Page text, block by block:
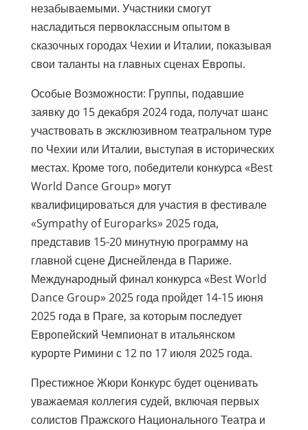
незабываемыми. Участники смогут
насладиться первоклассным опытом в
сказочных городах Чехии и Италии, показывая
свои таланты на главных сценах Европы.
Особые Возможности: Группы, подавшие
заявку до 15 декабря 2024 года, получат шанс
участвовать в эксклюзивном театральном туре
по Чехии или Италии, выступая в исторических
местах. Кроме того, победители конкурса «Best
World Dance Group» могут
квалифицироваться для участия в фестивале
«Sympathy of Europarks» 2025 года,
представив 15-20 минутную программу на
главной сцене Диснейленда в Париже.
Международный финал конкурса «Best World
Dance Group» 2025 года пройдет 14-15 июня
2025 года в Праге, за которым последует
Европейский Чемпионат в итальянском
курорте Римини с 12 по 17 июля 2025 года.
Престижное Жюри Конкурс будет оценивать
уважаемая коллегия судей, включая первых
солистов Пражского Национального Театра и